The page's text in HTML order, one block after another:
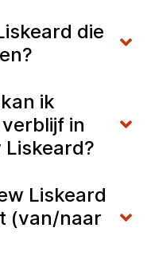
die
ik
in
Liskeard?
Liskeard
(van/naar